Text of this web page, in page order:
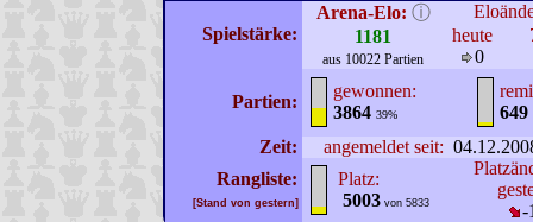
Spielstärke:
Arena-Elo: ⓘ
1181
aus 10022 Partien
heute
0
Partien:
gewonnen:
3864 39%
649
Zeit:
angemeldet seit:
Rangliste:
[Stand von gestern]
Platz:
5003 von 5833
-